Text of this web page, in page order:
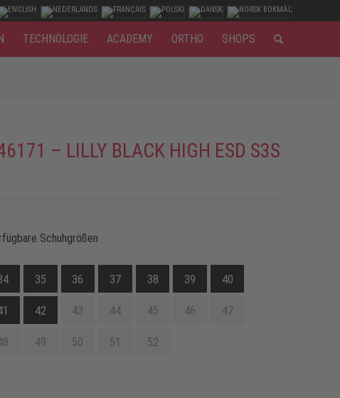
TECHNOLOGIE ACADEMY ORTHO SHOPS
– LILLY BLACK HIGH ESD S3S
Schuhgrößen
35 36 37 38 39 40
42 43 44 45 46 47
49 50 51 52